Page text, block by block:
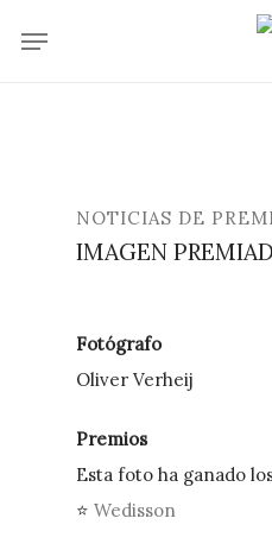
Menu
NOTICIAS DE
IMAGEN
Fotógrafo
Oliver Verheij
Premios
Esta foto ha ganado
⭐Wedisson